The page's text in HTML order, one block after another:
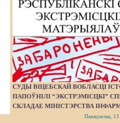
СУДЫ ВІЦЕБСКАЙ ВОБЛАСЦІ
ПАПОЎНІЛІ “ЭКСТРЭМІСЦКІ”
СКЛАДАЕ МІНІСТЭРСТВА
Панядзелак,